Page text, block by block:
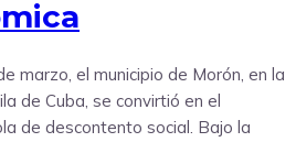
marzo, el municipio de Morón, en la
de Cuba, se convirtió en el
de descontento social. Bajo la